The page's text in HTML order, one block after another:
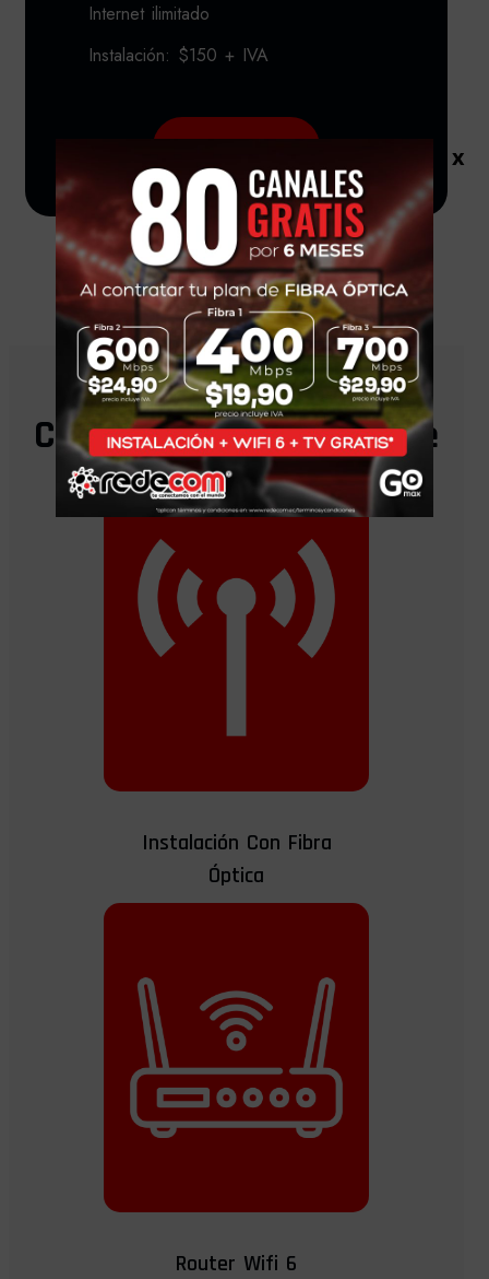
Internet ilimitado
Instalación: $150 + IVA
Cada Instalación Incluye
Instalación Con Fibra
Óptica
Router Wifi 6
x